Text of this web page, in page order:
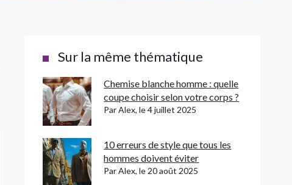
Sur la même thématique
Chemise blanche homme : quelle
coupe choisir selon votre corps ?
Par Alex, le 4 juillet 2025
10 erreurs de style que tous les
hommes doivent éviter
Par Alex, le 20 août 2025